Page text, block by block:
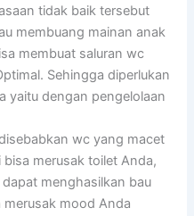
tidak baik tersebut
membuang mainan anak
membuat saluran wc
Sehingga diperlukan
yaitu dengan pengelolaan
wc yang macet
merusak toilet Anda,
menghasilkan bau
mood Anda